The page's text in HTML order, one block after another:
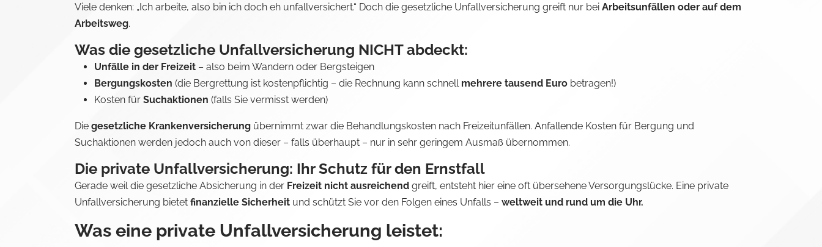
Viele denken: „Ich arbeite, also bin ich doch eh unfallversichert.“ Doch die gesetzliche Unfallversicherung greift nur bei Arbeitsunfällen oder auf dem
Arbeitsweg.
Was die gesetzliche Unfallversicherung NICHT abdeckt:
Unfälle in der Freizeit – also beim Wandern oder Bergsteigen
Bergungskosten (die Bergrettung ist kostenpflichtig – die Rechnung kann schnell mehrere tausend Euro betragen!)
Kosten für Suchaktionen (falls Sie vermisst werden)
Die gesetzliche Krankenversicherung übernimmt zwar die Behandlungskosten nach Freizeitunfällen. Anfallende Kosten für Bergung und
Suchaktionen werden jedoch auch von dieser – falls überhaupt – nur in sehr geringem Ausmaß übernommen.
Die private Unfallversicherung: Ihr Schutz für den Ernstfall
Gerade weil die gesetzliche Absicherung in der Freizeit nicht ausreichend greift, entsteht hier eine oft übersehene Versorgungslücke. Eine private
Unfallversicherung bietet finanzielle Sicherheit und schützt Sie vor den Folgen eines Unfalls – weltweit und rund um die Uhr.
Was eine private Unfallversicherung leistet: